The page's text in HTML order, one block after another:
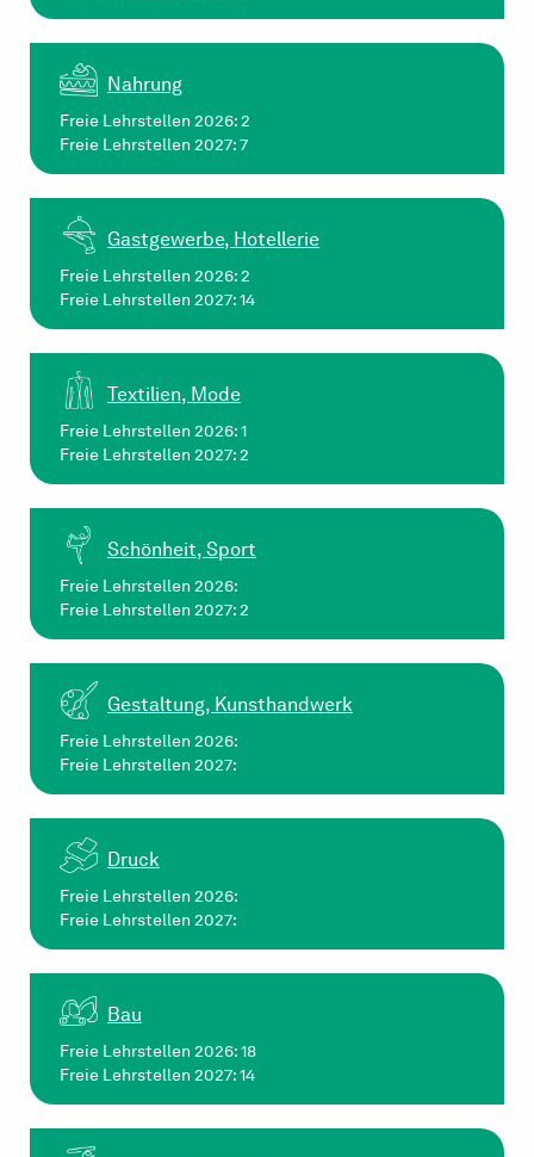
Nahrung
Freie Lehrstellen 2026: 2
Freie Lehrstellen 2027: 7
Gastgewerbe, Hotellerie
Freie Lehrstellen 2026: 2
Freie Lehrstellen 2027: 14
Textilien, Mode
Freie Lehrstellen 2026: 1
Freie Lehrstellen 2027: 2
Schönheit, Sport
Freie Lehrstellen 2026:
Freie Lehrstellen 2027: 2
Gestaltung, Kunsthandwerk
Freie Lehrstellen 2026:
Freie Lehrstellen 2027:
Druck
Freie Lehrstellen 2026:
Freie Lehrstellen 2027:
Bau
Freie Lehrstellen 2026: 18
Freie Lehrstellen 2027: 14